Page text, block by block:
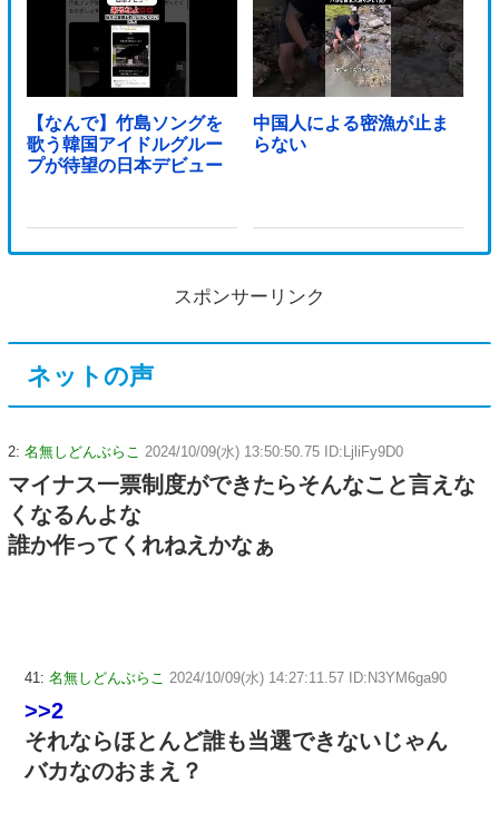
【なんで】竹島ソングを
歌う韓国アイドルグルー
プが待望の日本デビュー
中国人による密漁が止ま
らない
スポンサーリンク
ネットの声
2: 名無しどんぶらこ 2024/10/09(水) 13:50:50.75 ID:LjliFy9D0
マイナス一票制度ができたらそんなこと言えな
くなるんよな
誰か作ってくれねえかなぁ
41: 名無しどんぶらこ 2024/10/09(水) 14:27:11.57 ID:N3YM6ga90
>>2
それならほとんど誰も当選できないじゃん
バカなのおまえ？